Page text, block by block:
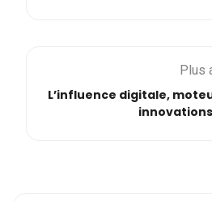
Plus
L’influence digitale,